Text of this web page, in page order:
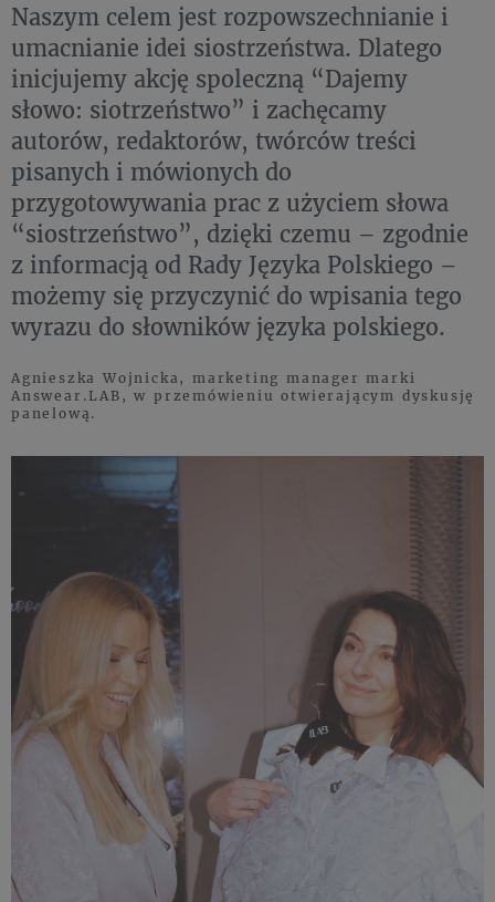
Naszym celem jest rozpowszechnianie i
umacnianie idei siostrzeństwa. Dlatego
inicjujemy akcję spoleczną “Dajemy
słowo: siotrzeństwo” i zachęcamy
autorów, redaktorów, twórców treści
pisanych i mówionych do
przygotowywania prac z użyciem słowa
“siostrzeństwo”, dzięki czemu – zgodnie
z informacją od Rady Języka Polskiego –
możemy się przyczynić do wpisania tego
wyrazu do słowników języka polskiego.
Agnieszka Wojnicka, marketing manager marki
Answear.LAB, w przemówieniu otwierającym dyskusję
panelową.